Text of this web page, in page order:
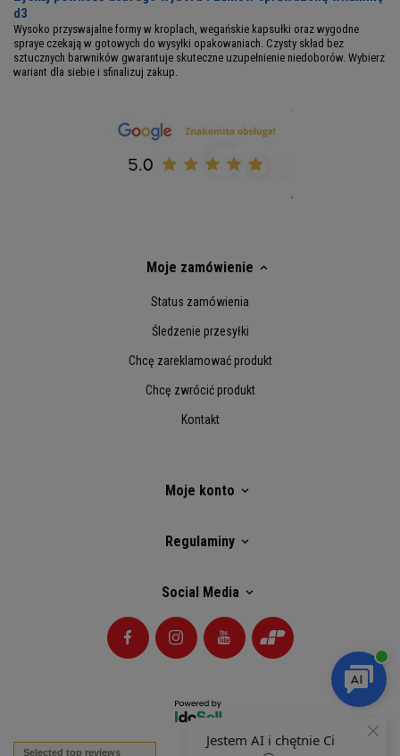
d3
Wysoko przyswajalne formy w kroplach, wegańskie kapsułki oraz wygodne
spraye czekają w gotowych do wysyłki opakowaniach. Czysty skład bez
sztucznych barwników gwarantuje skuteczne uzupełnienie niedoborów. Wybierz
wariant dla siebie i sfinalizuj zakup.
Moje zamówienie
Status zamówienia
Śledzenie przesyłki
Chcę zareklamować produkt
Chcę zwrócić produkt
Kontakt
Moje konto
Regulaminy
Social Media
Selected top reviews